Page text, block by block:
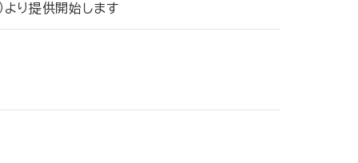
より提供開始します